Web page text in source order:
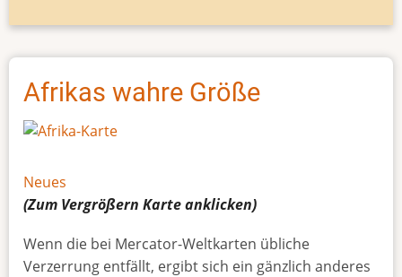
Afrikas wahre Größe
Neues
(Zum Vergrößern Karteanklicken)
Wenn die bei Mercator-Weltkarten übliche
Verzerrung entfällt, ergibt sich ein gänzlich anderes